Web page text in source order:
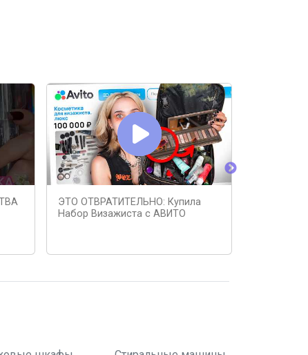
ЭТО ОТВРАТИТЕЛЬНО: Купила
Набор Визажиста с АВИТО